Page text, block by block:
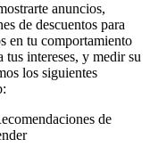
anuncios,
de descuentos para
en tu comportamiento
tus intereses, y medir su
los siguientes
de